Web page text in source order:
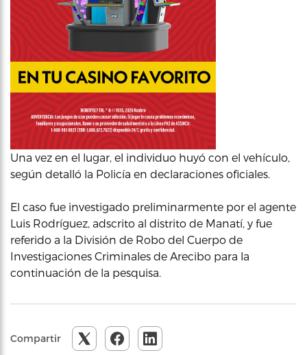
Una vez en el lugar, el individuo huyó con el vehículo,
según detalló la Policía en declaraciones oficiales.
El caso fue investigado preliminarmente por el agente
Luis Rodríguez, adscrito al distrito de Manatí, y fue
referido a la División de Robo del Cuerpo de
Investigaciones Criminales de Arecibo para la
continuación de la pesquisa.
Compartir